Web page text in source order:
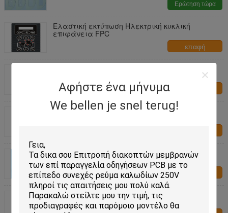
Αφήστε ένα μήνυμα
We bellen je snel terug!
Ερώτηση τώρα
Ελαστική εκτύπωση Ηλεκτρική κυκλική
επιφάνεια FPC
επαφή
έντυπα κυκλώματα μαγνητικά πίνακες βέλη
Ανθεκτικότητα Κόστους-αποτελεσματικότητα
Ευέλικτο κύκλωμα EL FPC Super Performance
Dust Free Environment Circuit
Προσαρμοσμένος διακόπτης μεμβράνης με
κυκλώματα FPC